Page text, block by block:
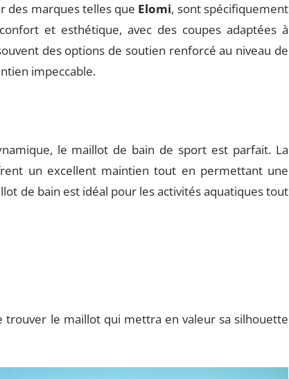
des marques telles que Elomi, sont spécifiquement
et esthétique, avec des coupes adaptées à
des options de soutien renforcé au niveau de
impeccable.
le maillot de bain de sport est parfait. La
un excellent maintien tout en permettant une
de bain est idéal pour les activités aquatiques tout
le maillot qui mettra en valeur sa silhouette